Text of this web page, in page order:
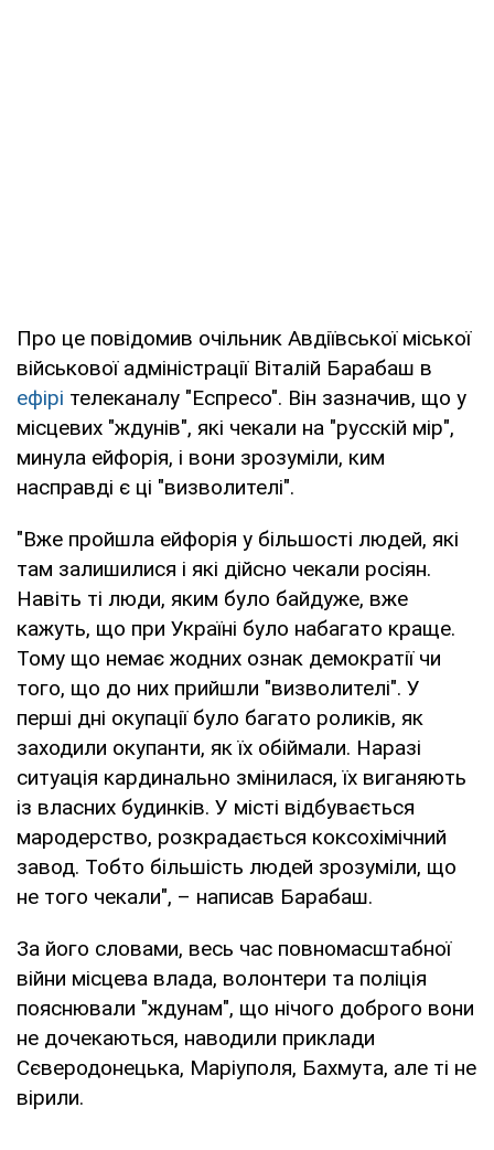
Про це повідомив очільник Авдіївської міської
військової адміністрації Віталій Барабаш в
ефірі телеканалу "Еспресо". Він зазначив, що у
місцевих "ждунів", які чекали на "русскій мір",
минула ейфорія, і вони зрозуміли, ким
насправді є ці "визволителі".
"Вже пройшла ейфорія у більшості людей, які
там залишилися і які дійсно чекали росіян.
Навіть ті люди, яким було байдуже, вже
кажуть, що при Україні було набагато краще.
Тому що немає жодних ознак демократії чи
того, що до них прийшли "визволителі". У
перші дні окупації було багато роликів, як
заходили окупанти, як їх обіймали. Наразі
ситуація кардинально змінилася, їх виганяють
із власних будинків. У місті відбувається
мародерство, розкрадається коксохімічний
завод. Тобто більшість людей зрозуміли, що
не того чекали", – написав Барабаш.
За його словами, весь час повномасштабної
війни місцева влада, волонтери та поліція
пояснювали "ждунам", що нічого доброго вони
не дочекаються, наводили приклади
Сєверодонецька, Маріуполя, Бахмута, але ті не
вірили.